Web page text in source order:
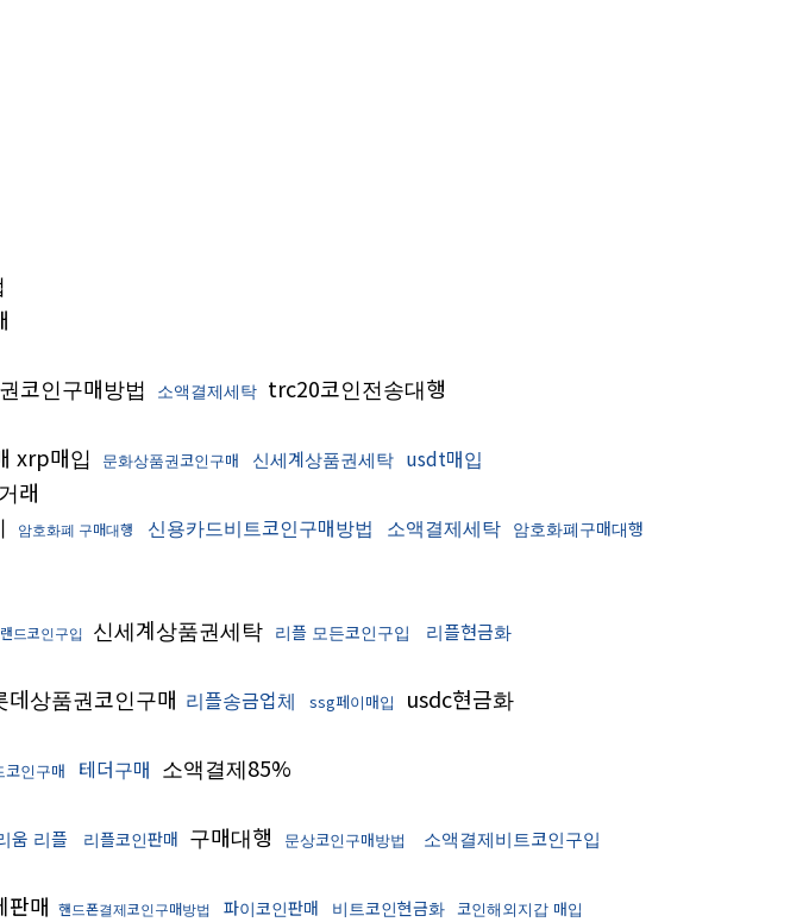
코인구매방법 소액결제세탁 trc20코인전송대행
xrp매입 문화상품권코인구매 신세계상품권세탁 usdt매입
래
암호화폐 구매대행 신용카드비트코인구매방법 소액결제세탁 암호화폐구매대행
드코인구입 신세계상품권세탁 리플 모든코인구입
리플현금화
데상품권코인구매 리플송금업체 ssg페이매입 usdc현금화
코인구매 테더구매 소액결제85%
움 리플 리플코인판매 구매대행 문상코인구매방법 소액결제비트코인구입
판매 핸드폰결제코인구매방법 파이코인판매 비트코인현금화 코인해외지갑 매입